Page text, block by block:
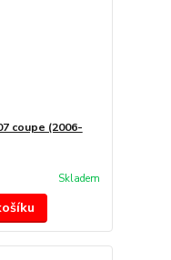
coupe (2006-
Skladem